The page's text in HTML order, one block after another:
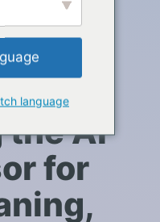
to
wide
—
AI
for
language